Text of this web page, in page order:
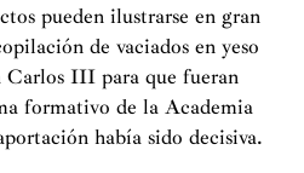
pueden ilustrarse en gran
de vaciados en yeso
Carlos III para que fueran
formativo de la Academia
había sido decisiva.